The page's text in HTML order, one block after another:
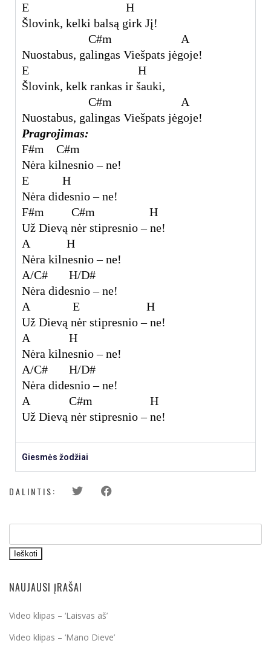
E H
Šlovink, kelki balsą girk Jį!
C#m A
Nuostabus, galingas Viešpats jėgoje!
E H
Šlovink, kelk rankas ir šauki,
C#m A
Nuostabus, galingas Viešpats jėgoje!
Pragrojimas:
F#m C#m
Nėra kilnesnio – ne!
E H
Nėra didesnio – ne!
F#m C#m H
Už Dievą nėr stipresnio – ne!
A H
Nėra kilnesnio – ne!
A/C# H/D#
Nėra didesnio – ne!
A E H
Už Dievą nėr stipresnio – ne!
A H
Nėra kilnesnio – ne!
A/C# H/D#
Nėra didesnio – ne!
A C#m H
Už Dievą nėr stipresnio – ne!
Giesmės žodžiai
DALINTIS:
Ieškoti
NAUJAUSI ĮRAŠAI
Video klipas – ‘Laisvas aš’
Video klipas – ‘Mano Dieve’